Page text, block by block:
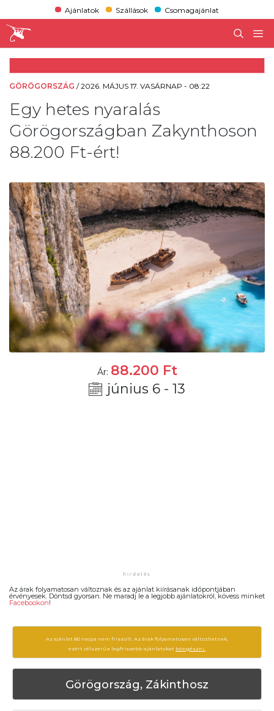
Ajánlatok Szállások Csomagajánlat
GÖRÖGORSZÁG /2026. MÁJUS 17. VASÁRNAP - 08:22
Egy hetes nyaralás
Görögországban Zakynthoson
88.200 Ft-ért!
Ár: 88.200 Ft
június 6 - 13
Az árak folyamatosan változnak és az ajánlat kiírásanak időpontjában
érvényesek. Döntsd gyorsan. Ne maradj le a legjobb ajánlatokról, kövess minket
Facebookon!
Az ajánlat 80 napja nem frissült. Az árak folyamatosan változhatnak,
ezért célszerű a legfrissebb ajánlatokat böngészni.
Görögország, Zákinthosz